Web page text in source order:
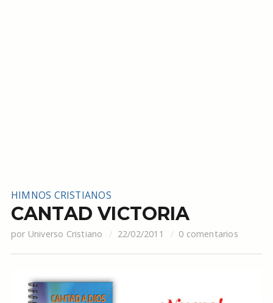
HIMNOS CRISTIANOS
CANTAD VICTORIA
por Universo Cristiano 22/02/2011 0 comentarios